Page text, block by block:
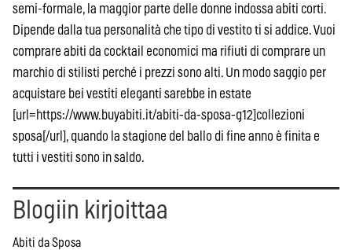
semi-formale, la maggior parte delle donne indossa abiti corti.
Dipende dalla tua personalità che tipo di vestito ti si addice. Vuoi
comprare abiti da cocktail economici ma rifiuti di comprare un
marchio di stilisti perché i prezzi sono alti. Un modo saggio per
acquistare bei vestiti eleganti sarebbe in estate
[url=https://www.buyabiti.it/abiti-da-sposa-g12]collezioni
sposa[/url], quando la stagione del ballo di fine anno è finita e
tutti i vestiti sono in saldo.
Blogiin kirjoittaa
Abiti da Sposa